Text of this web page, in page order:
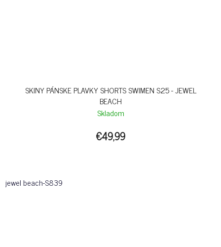
SKINY PÁNSKE PLAVKY SHORTS SWIMEN S25 - JEWEL
BEACH
Skladom
€49,99
jewel beach-S839